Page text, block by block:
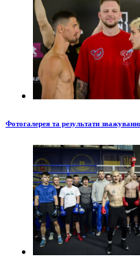
Фотогалерея та результати